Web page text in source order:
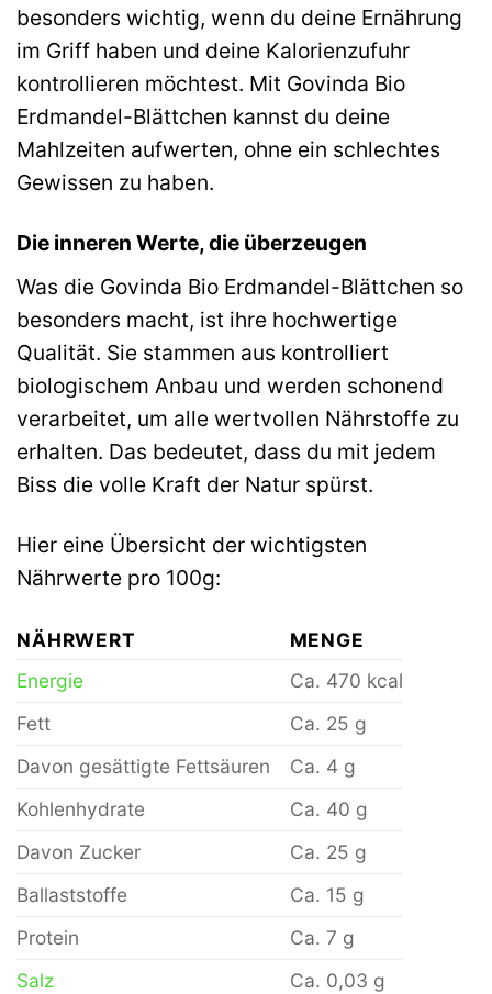
besonders wichtig, wenn du deine Ernährung
im Griff haben und deine Kalorienzufuhr
kontrollieren möchtest. Mit Govinda Bio
Erdmandel-Blättchen kannst du deine
Mahlzeiten aufwerten, ohne ein schlechtes
Gewissen zu haben.
Die inneren Werte, die überzeugen
Was die Govinda Bio Erdmandel-Blättchen so
besonders macht, ist ihre hochwertige
Qualität. Sie stammen aus kontrolliert
biologischem Anbau und werden schonend
verarbeitet, um alle wertvollen Nährstoffe zu
erhalten. Das bedeutet, dass du mit jedem
Biss die volle Kraft der Natur spürst.
Hier eine Übersicht der wichtigsten
Nährwerte pro 100g:
NÄHRWERT
MENGE
Energie
Ca. 470 kcal
Fett
Ca. 25 g
Davon gesättigte Fettsäuren
Ca. 4 g
Kohlenhydrate
Ca. 40 g
Davon Zucker
Ca. 25 g
Ballaststoffe
Ca. 15 g
Protein
Ca. 7 g
Salz
Ca. 0,03 g